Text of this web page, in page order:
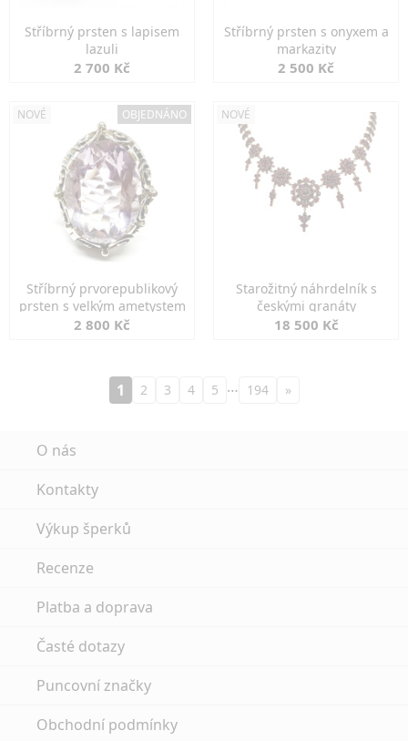
Stříbrný prsten s lapisem
lazuli
2 700 Kč
Stříbrný prsten s onyxem a
markazity
2 500 Kč
NOVÉ OBJEDNÁNO
Stříbrný prvorepublikový
prsten s velkým ametystem
2 800 Kč
NOVÉ
Starožitný náhrdelník s
českými granáty
18 500 Kč
1 2 3 4 5 … 194 »
O nás
Kontakty
Výkup šperků
Recenze
Platba a doprava
Časté dotazy
Puncovní značky
Obchodní podmínky